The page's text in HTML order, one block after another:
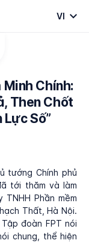
VI
Chính:
Then Chốt
Số”
tướng Chính phủ
tới thăm và làm
Phần mềm
Thất, Hà Nội.
đoàn FPT nói
chung, thể hiện